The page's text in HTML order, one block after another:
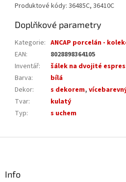
Produktové kódy: 36485C, 36410C
Doplňkové parametry
Kategorie: ANCAP porcelán -
EAN:
8028898364105
Inventář: šálek na dvojité
Barva:
bílá
Dekor: s dekorem,
Tvar:
kulatý
Typ: s uchem
Info